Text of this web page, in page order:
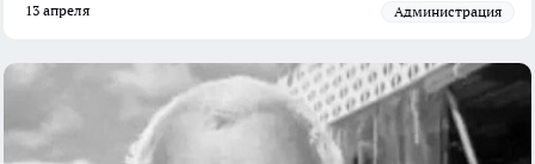
13 апреля администрация